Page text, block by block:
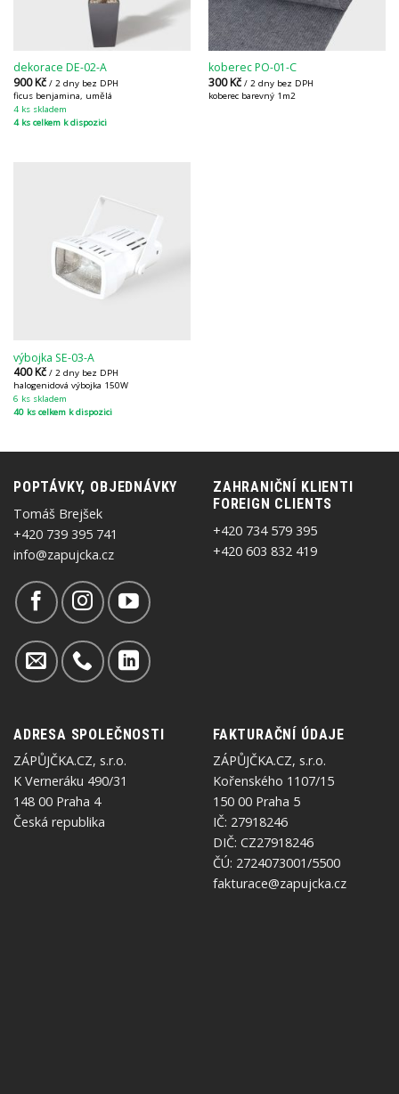
dekorace DE-02-A
900Kč / 2 dny bez DPH
ficus benjamina, umělá
4 ks skladem
4 ks celkem k dispozici
koberec PO-01-C
300Kč / 2 dny bez DPH
koberec barevný 1m2
výbojka SE-03-A
400Kč / 2 dny bez DPH
halogenidová výbojka 150W
6 ks skladem
40 ks celkem k dispozici
POPTÁVKY, OBJEDNÁVKY
Tomáš Brejšek
+420 739 395 741
info@zapujcka.cz
ZAHRANIČNÍ KLIENTI
FOREIGN CLIENTS
+420 734 579 395
+420 603 832 419
ADRESA SPOLEČNOSTI
ZÁPŮJČKA.CZ, s.r.o.
K Verneráku 490/31
148 00 Praha 4
Česká republika
FAKTURAČNÍ ÚDAJE
ZÁPŮJČKA.CZ, s.r.o.
Kořenského 1107/15
150 00 Praha 5
IČ: 27918246
DIČ: CZ27918246
ČÚ: 2724073001/5500
fakturace@zapujcka.cz